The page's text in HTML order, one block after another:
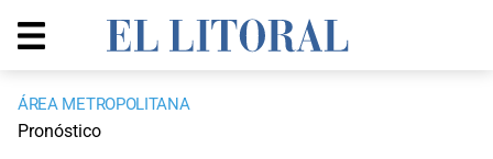
ÁREA METROPOLITANA
Pronóstico